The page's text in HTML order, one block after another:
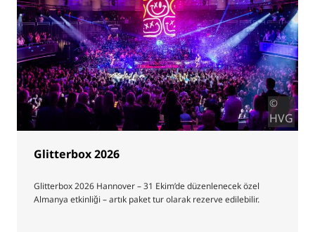
©
HVG
Glitterbox 2026
Glitterbox 2026 Hannover – 31 Ekim’de düzenlenecek özel
Almanya etkinliği – artık paket tur olarak rezerve edilebilir.